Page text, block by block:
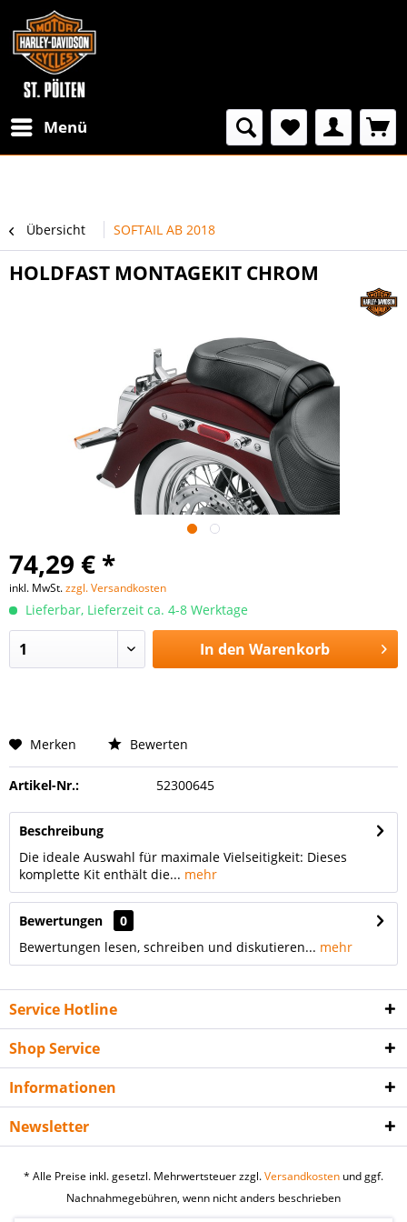
Menü
Übersicht SOFTAIL AB 2018
HOLDFAST MONTAGEKIT CHROM
74,29 € *
inkl. MwSt.zzgl. Versandkosten
Lieferbar, Lieferzeit ca. 4-8 Werktage
In den Warenkorb
Merken Bewerten
Artikel-Nr.: 52300645
Beschreibung
Die ideale Auswahl für maximale Vielseitigkeit: Dieses
komplette Kit enthält die... mehr
Bewertungen
0
Bewertungen lesen, schreiben und diskutieren... mehr
Service Hotline
Shop Service
Informationen
Newsletter
* Alle Preise inkl. gesetzl. Mehrwertsteuer zzgl.Versandkosten und ggf.
Nachnahmegebühren, wenn nicht anders beschrieben